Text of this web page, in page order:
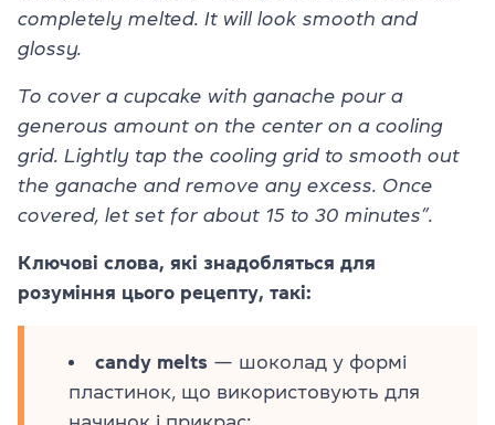
completely melted. It will look smooth and
glossy.
To cover a cupcake with ganache pour a
generous amount on the center on a cooling
grid. Lightly tap the cooling grid to smooth out
the ganache and remove any excess. Once
covered, let set for about 15 to 30 minutes”.
Ключові слова, які знадобляться для
розуміння цього рецепту, такі:
candy melts — шоколад у формі
пластинок, що використовують для